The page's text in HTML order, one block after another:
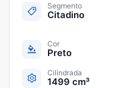
Segmento
Citadino
Cor
Preto
Cilindrada
1499 cm³